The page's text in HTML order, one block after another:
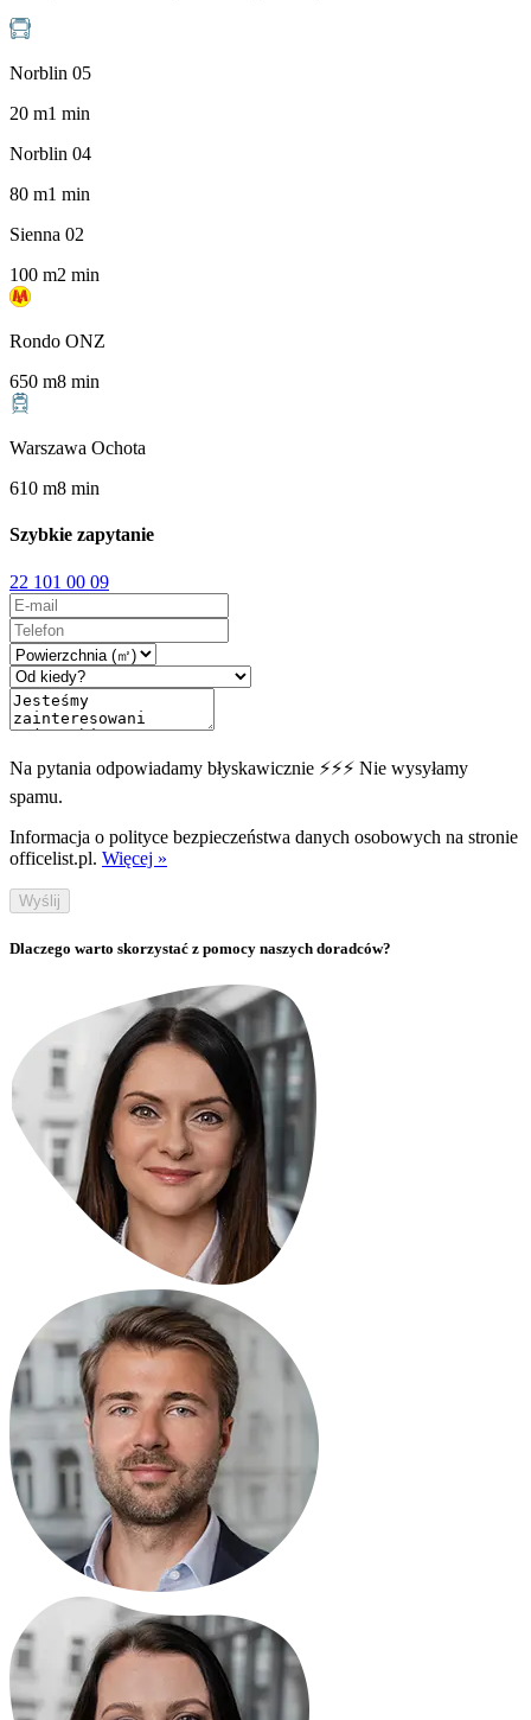
Norblin 05
20 m1 min
Norblin 04
80 m1 min
Sienna 02
100 m2 min
Rondo ONZ
650 m8 min
Warszawa Ochota
610 m8 min
Szybkie zapytanie
22 101 00 09
Na pytania odpowiadamy błyskawicznie ⚡⚡⚡ Nie wysyłamy
spamu.
Informacja o polityce bezpieczeństwa danych osobowych na stronie
officelist.pl. Więcej »
Wyślij
Dlaczego warto skorzystać z pomocy naszych doradców?